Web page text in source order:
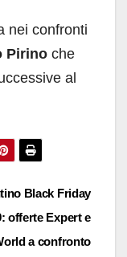
nei confronti
Pirino che
al
Black Friday
offerte Expert e
a confronto